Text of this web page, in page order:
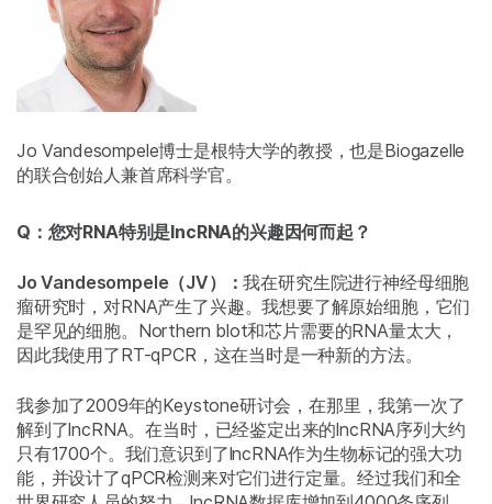
Jo Vandesompele博士是根特大学的教授，也是Biogazelle
的联合创始人兼首席科学官。
Q：您对RNA特别是lncRNA的兴趣因何而起？
Jo Vandesompele（JV）：我在研究生院进行神经母细胞
瘤研究时，对RNA产生了兴趣。我想要了解原始细胞，它们
是罕见的细胞。Northern blot和芯片需要的RNA量太大，
因此我使用了RT-qPCR，这在当时是一种新的方法。
我参加了2009年的Keystone研讨会，在那里，我第一次了
解到了lncRNA。在当时，已经鉴定出来的lncRNA序列大约
只有1700个。我们意识到了lncRNA作为生物标记的强大功
能，并设计了qPCR检测来对它们进行定量。经过我们和全